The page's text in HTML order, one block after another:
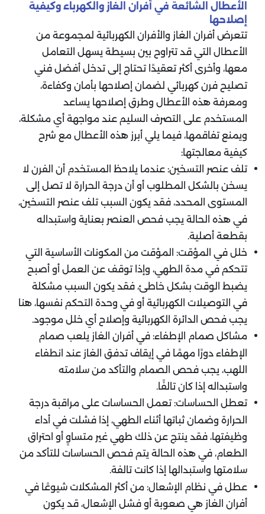
الأعطال الشائعة في أفران الغاز والكهرباء وكيفية
إصلاحها
تتعرض أفران الغاز والأفران الكهربائية لمجموعة من
الأعطال التي قد تتراوح بين بسيطة يسهل التعامل
معها، وأخرى أكثر تعقيدًا تحتاج إلى تدخل أفضل فني
تصليح فرن كهربائي لضمان إصلاحها بأمان وكفاءة،
ومعرفة هذه الأعطال وطرق إصلاحها يساعد
المستخدم على التصرف السليم عند مواجهة أي مشكلة،
ويمنع تفاقمها، فيما يلي أبرز هذه الأعطال مع شرح
كيفية معالجتها:
تلف عنصر التسخين: عندما يلاحظ المستخدم أن الفرن لا
يسخن بالشكل المطلوب أو أن درجة الحرارة لا تصل إلى
المستوى المحدد، فقد يكون السبب تلف عنصر التسخين،
في هذه الحالة يجب فحص العنصر بعناية واستبداله
بقطعة أصلية.
خلل في المؤقت: المؤقت من المكونات الأساسية التي
تتحكم في مدة الطهي، وإذا توقف عن العمل أو أصبح
يضبط الوقت بشكل خاطئ، فقد يكون السبب مشكلة
في التوصيلات الكهربائية أو في وحدة التحكم نفسها، هنا
يجب فحص الدائرة الكهربائية وإصلاح أي خلل موجود.
مشاكل صمام الإطفاء: في أفران الغاز يلعب صمام
الإطفاء دورًا مهمًا في إيقاف تدفق الغاز عند انطفاء
اللهب، يجب فحص الصمام والتأكد من سلامته
واستبداله إذا كان تالفًا.
تعطل الحساسات: تعمل الحساسات على مراقبة درجة
الحرارة وضمان ثباتها أثناء الطهي، إذا فشلت في أداء
وظيفتها، فقد ينتج عن ذلك طهي غير متساوٍ أو احتراق
الطعام، في هذه الحالة يتم فحص الحساسات للتأكد من
سلامتها واستبدالها إذا كانت تالفة.
عطل في نظام الإشعال: من أكثر المشكلات شيوعًا في
أفران الغاز هي صعوبة أو فشل الإشعال، قد يكون